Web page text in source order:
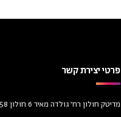
פרטי יצירת קשר
מדיטק חולון רח׳ גולדה מאיר 6 חולון 58458